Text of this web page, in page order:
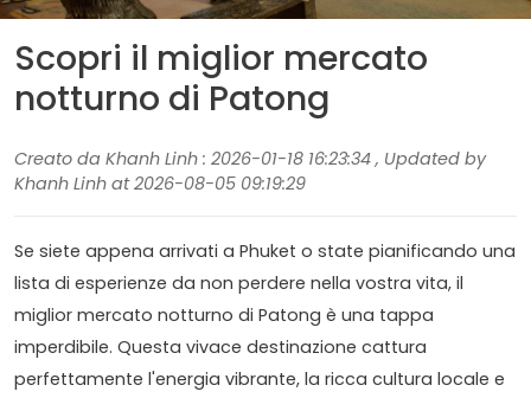
Scopri il miglior mercato
notturno di Patong
Creato da Khanh Linh : 2026-01-18 16:23:34 , Updated by
Khanh Linh at 2026-08-05 09:19:29
Se siete appena arrivati a Phuket o state pianificando una
lista di esperienze da non perdere nella vostra vita, il
miglior mercato notturno di Patong è una tappa
imperdibile. Questa vivace destinazione cattura
perfettamente l'energia vibrante, la ricca cultura locale e